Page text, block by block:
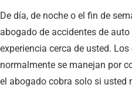
De día, de noche o el fin de
abogado de accidentes de
experiencia cerca de usted.
normalmente se manejan por
el abogado cobra solo si usted